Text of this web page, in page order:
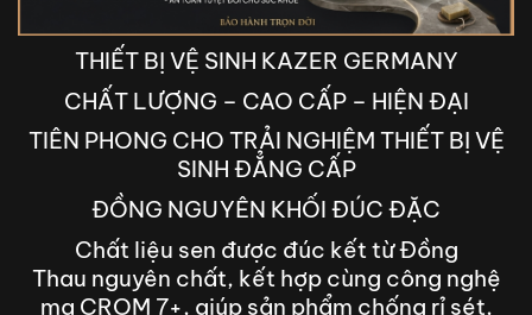
THIẾT BỊ VỆ SINH KAZER GERMANY
CHẤT LƯỢNG – CAO CẤP – HIỆN ĐẠI
TIÊN PHONG CHO TRẢI NGHIỆM THIẾT BỊ VỆ
SINH ĐẲNG CẤP
ĐỒNG NGUYÊN KHỐI ĐÚC ĐẶC
Chất liệu sen được đúc kết từ Đồng
Thau nguyên chất, kết hợp cùng công nghệ
mạ CROM 7+, giúp sản phẩm chống rỉ sét,